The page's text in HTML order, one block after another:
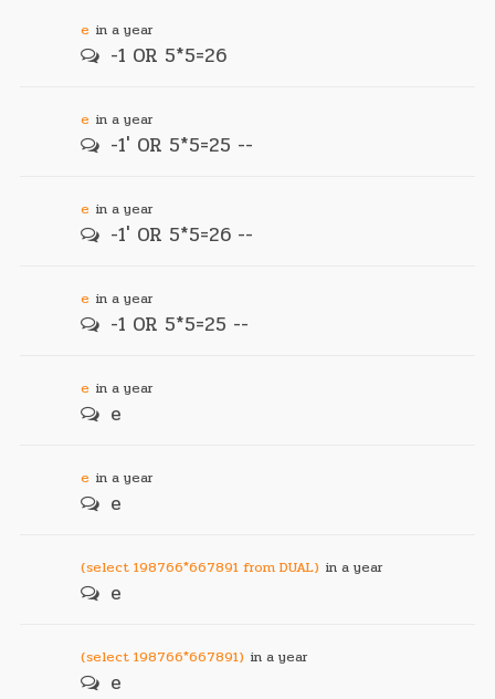
e in a year
-1 OR 5*5=26
e in a year
-1' OR 5*5=25 --
e in a year
-1' OR 5*5=26 --
e in a year
-1 OR 5*5=25 --
e in a year
e
e in a year
e
(select 198766*667891 from DUAL) in a year
e
(select 198766*667891) in a year
e